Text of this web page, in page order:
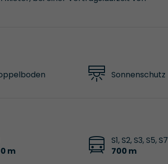
Sonnenschutz
m
S1, S2, S3, S5, S7
700 m